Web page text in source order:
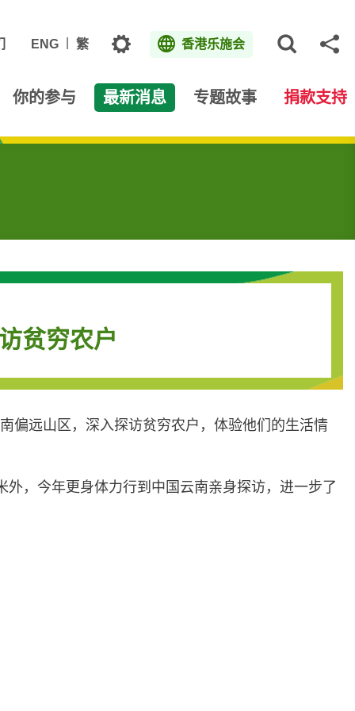
ENG 繁 主题 香港乐施会
你的参与 最新消息 专题故事 捐款支持
贫穷农户
偏远山区，深入探访贫穷农户，体验他们的生活情
，今年更身体力行到中国云南亲身探访，进一步了